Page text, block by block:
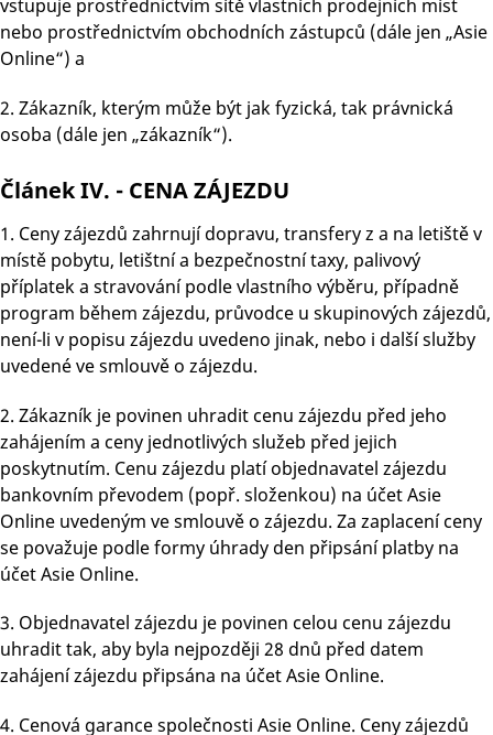
vstupuje prostřednictvím sítě vlastních prodejních míst
nebo prostřednictvím obchodních zástupců (dále jen „Asie
Online“) a
2. Zákazník, kterým může být jak fyzická, tak právnická
osoba (dále jen „zákazník“).
Článek IV. - CENA ZÁJEZDU
1. Ceny zájezdů zahrnují dopravu, transfery z a na letiště v
místě pobytu, letištní a bezpečnostní taxy, palivový
příplatek a stravování podle vlastního výběru, případně
program během zájezdu, průvodce u skupinových zájezdů,
není-li v popisu zájezdu uvedeno jinak, nebo i další služby
uvedené ve smlouvě o zájezdu.
2. Zákazník je povinen uhradit cenu zájezdu před jeho
zahájením a ceny jednotlivých služeb před jejich
poskytnutím. Cenu zájezdu platí objednavatel zájezdu
bankovním převodem (popř. složenkou) na účet Asie
Online uvedeným ve smlouvě o zájezdu. Za zaplacení ceny
se považuje podle formy úhrady den připsání platby na
účet Asie Online.
3. Objednavatel zájezdu je povinen celou cenu zájezdu
uhradit tak, aby byla nejpozději 28 dnů před datem
zahájení zájezdu připsána na účet Asie Online.
4. Cenová garance společnosti Asie Online. Ceny zájezdů